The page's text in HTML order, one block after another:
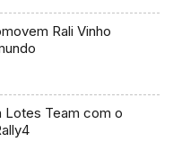
Rali Vinho
Lotes Team com o